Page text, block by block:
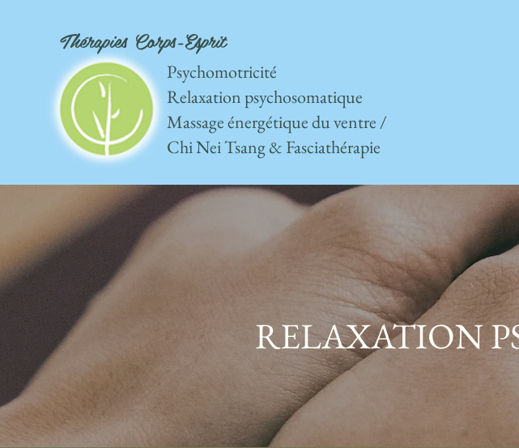
Psychomotricité
Relaxation psychosomatique
Massage énergétique du ventre /
Chi Nei Tsang & Fasciathérapie
Thérapies Corps-Esprit
RELAXATION